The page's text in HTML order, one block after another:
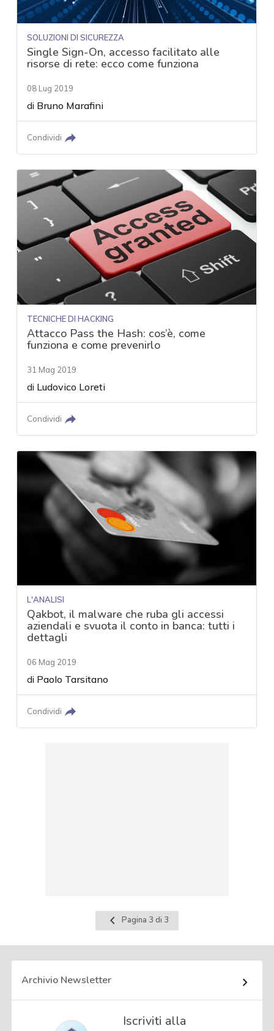
SOLUZIONI DI SICUREZZA
Single Sign-On, accesso facilitato alle
risorse di rete: ecco come funziona
08 Lug 2019
di Bruno Marafini
Condividi
TECNICHE DI HACKING
Attacco Pass the Hash: cos’è, come
funziona e come prevenirlo
31 Mag 2019
di Ludovico Loreti
Condividi
L'ANALISI
Qakbot, il malware che ruba gli accessi
aziendali e svuota il conto in banca: tutti i
dettagli
06 Mag 2019
di Paolo Tarsitano
Condividi
Pagina
precedente
Pagina 3 di 3
Archivio Newsletter
Iscriviti alla